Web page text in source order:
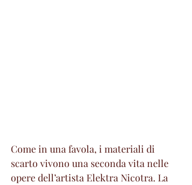
Come in una favola, i materiali di
scarto vivono una seconda vita nelle
opere dell’artista Elektra Nicotra. La